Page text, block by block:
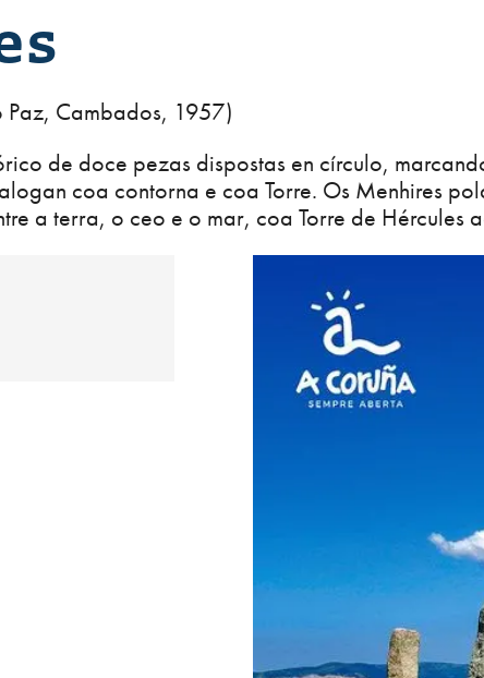
Cambados, 1957)
de doce pezas dispostas en círculo,
coa contorna e coa Torre. Os Menhires
a terra, o ceo e o mar, coa Torre de Hércules